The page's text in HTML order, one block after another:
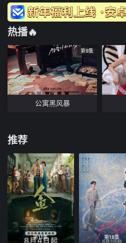
热播🔥
第9集
公寓黑风暴
推荐
第11集 第18集